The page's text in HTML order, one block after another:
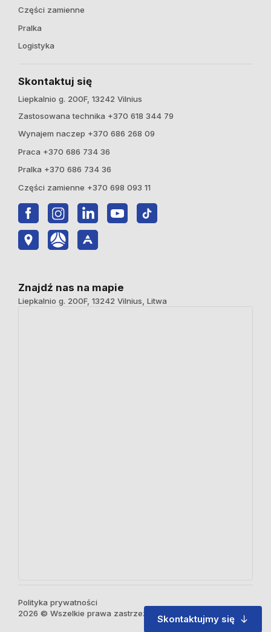
Skontaktujmy się
Części zamienne
Pralka
Logistyka
Skontaktuj się
Liepkalnio g. 200F, 13242 Vilnius
Zastosowana technika +370 618 344 79
Wynajem naczep +370 686 268 09
Praca +370 686 734 36
Pralka +370 686 734 36
Części zamienne +370 698 093 11
Znajdź nas na mapie
Liepkalnio g. 200F, 13242 Vilnius, Litwa
Polityka prywatności
2026 © Wszelkie prawa zastrzeżone